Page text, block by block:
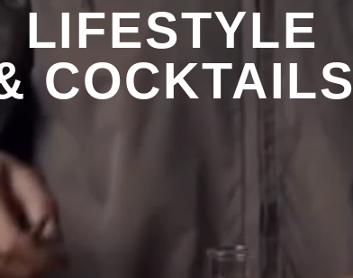
LIFESTYLE
COCKTAILS